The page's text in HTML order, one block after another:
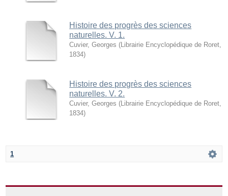
Histoire des progrès des sciences
naturelles. V. 1.
Cuvier, Georges ( Librairie Encyclopédique de Roret
1834)
Histoire des progrès des sciences
naturelles. V. 2.
Cuvier, Georges ( Librairie Encyclopédique de Roret
1834)
1